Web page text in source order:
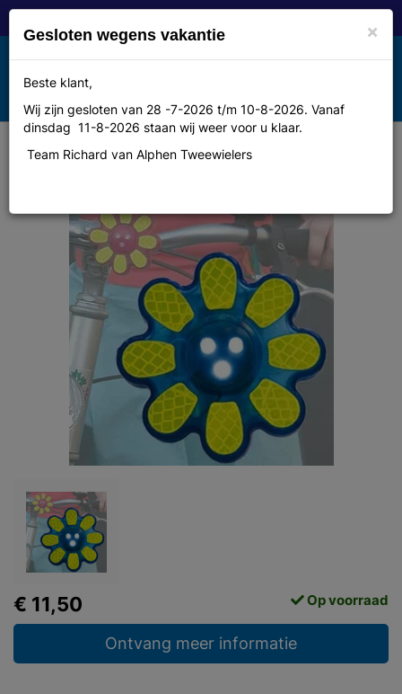
Toggle
navigation
MENU
Wowow v licht led flower 3M bl
€ 11,50 Op voorraad
Ontvang meer informatie
×
Gesloten wegens vakantie
Beste klant,
Wij zijn gesloten van 28 -7-2026 t/m 10-8-2026. Vanaf
dinsdag 11-8-2026 staan wij weer voor u klaar.
Team Richard van Alphen Tweewielers